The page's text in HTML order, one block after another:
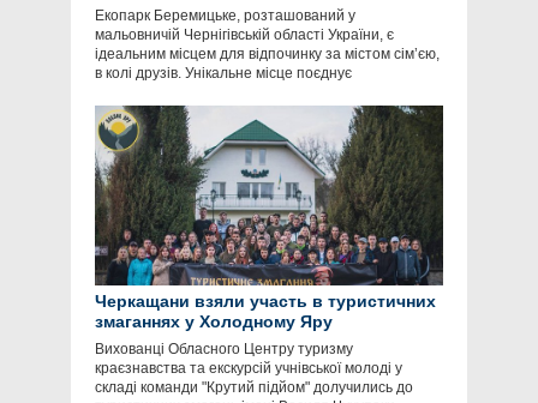
Екопарк Беремицьке, розташований у
мальовничій Чернігівській області України, є
ідеальним місцем для відпочинку за містом сім’єю,
в колі друзів. Унікальне місце поєднує
Черкащани взяли участь в туристичних
змаганнях у Холодному Яру
Вихованці Обласного Центру туризму
краєзнавства та екскурсій учнівської молоді у
складі команди "Крутий підйом" долучились до